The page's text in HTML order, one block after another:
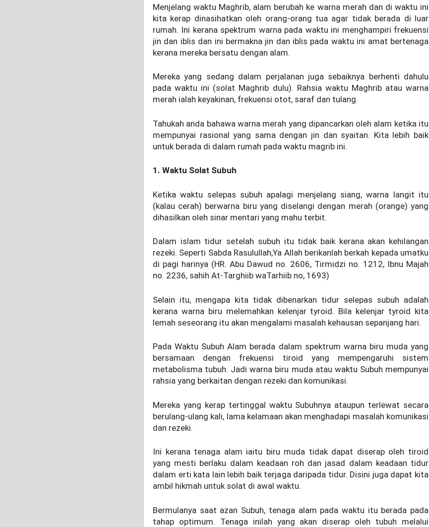
Menjelang waktu Maghrib, alam berubah ke warna merah dan di waktu ini
kita kerap dinasihatkan oleh orang-orang tua agar tidak berada di luar
rumah. Ini kerana spektrum warna pada waktu ini menghampiri frekuensi
jin dan iblis dan ini bermakna jin dan iblis pada waktu ini amat bertenaga
kerana mereka bersatu dengan alam.
Mereka yang sedang dalam perjalanan juga sebaiknya berhenti dahulu
pada waktu ini (solat Maghrib dulu). Rahsia waktu Maghrib atau warna
merah ialah keyakinan, frekuensi otot, saraf dan tulang.
Tahukah anda bahawa warna merah yang dipancarkan oleh alam ketika itu
mempunyai rasional yang sama dengan jin dan syaitan. Kita lebih baik
untuk berada di dalam rumah pada waktu magrib ini.
1. Waktu Solat Subuh
Ketika waktu selepas subuh apalagi menjelang siang, warna langit itu
(kalau cerah) berwarna biru yang diselangi dengan merah (orange) yang
dihasilkan oleh sinar mentari yang mahu terbit.
Dalam islam tidur setelah subuh itu tidak baik kerana akan kehilangan
rezeki. Seperti Sabda Rasulullah,Ya Allah berikanlah berkah kepada umatku
di pagi harinya (HR. Abu Dawud no. 2606, Tirmidzi no. 1212, Ibnu Majah
no. 2236, sahih At-Targhiib waTarhiib no, 1693)
Selain itu, mengapa kita tidak dibenarkan tidur selepas subuh adalah
kerana warna biru melemahkan kelenjar tyroid. Bila kelenjar tyroid kita
lemah seseorang itu akan mengalami masalah kehausan sepanjang hari.
Pada Waktu Subuh Alam berada dalam spektrum warna biru muda yang
bersamaan dengan frekuensi tiroid yang mempengaruhi sistem
metabolisma tubuh. Jadi warna biru muda atau waktu Subuh mempunyai
rahsia yang berkaitan dengan rezeki dan komunikasi.
Mereka yang kerap tertinggal waktu Subuhnya ataupun terlewat secara
berulang-ulang kali, lama kelamaan akan menghadapi masalah komunikasi
dan rezeki.
Ini kerana tenaga alam iaitu biru muda tidak dapat diserap oleh tiroid
yang mesti berlaku dalam keadaan roh dan jasad dalam keadaan tidur
dalam erti kata lain lebih baik terjaga daripada tidur. Disini juga dapat kita
ambil hikmah untuk solat di awal waktu.
Bermulanya saat azan Subuh, tenaga alam pada waktu itu berada pada
tahap optimum. Tenaga inilah yang akan diserap oleh tubuh melalui